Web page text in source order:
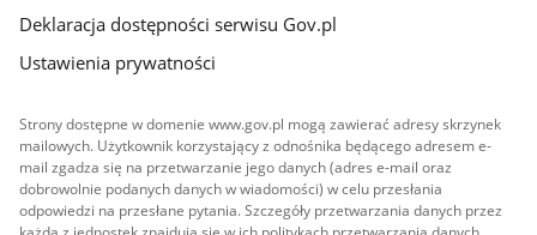
Deklaracja dostępności serwisu Gov.pl
Ustawienia prywatności
Strony dostępne w domenie www.gov.pl mogą zawierać adresy skrzynek
mailowych. Użytkownik korzystający z odnośnika będącego adresem e-
mail zgadza się na przetwarzanie jego danych (adres e-mail oraz
dobrowolnie podanych danych w wiadomości) w celu przesłania
odpowiedzi na przesłane pytania. Szczegóły przetwarzania danych przez